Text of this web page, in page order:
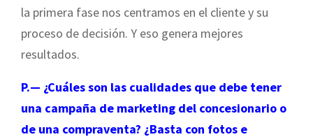
la primera fase nos centramos en el cliente y su
proceso de decisión. Y eso genera mejores
resultados.
P.— ¿Cuáles son las cualidades que debe tener
una campaña de marketing del concesionario o
de una compraventa? ¿Basta con fotos e